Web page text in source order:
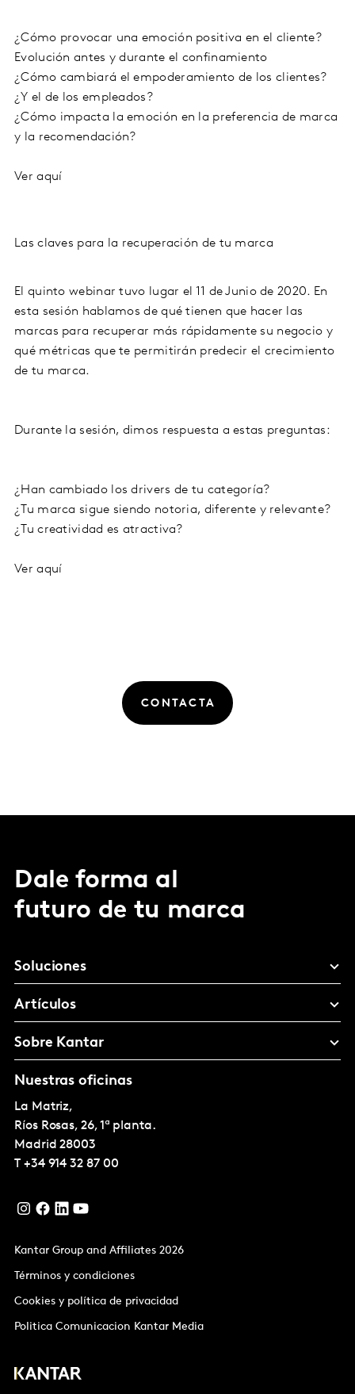
¿Cómo provocar una emoción positiva en el cliente?
Evolución antes y durante el confinamiento
¿Cómo cambiará el empoderamiento de los clientes?
¿Y el de los empleados?
¿Cómo impacta la emoción en la preferencia de marca
y la recomendación?
Ver aquí
Las claves para la recuperación de tu marca
El quinto webinar tuvo lugar el 11 de Junio de 2020. En
esta sesión hablamos de qué tienen que hacer las
marcas para recuperar más rápidamente su negocio y
qué métricas que te permitirán predecir el crecimiento
de tu marca.
Durante la sesión, dimos respuesta a estas preguntas:
¿Han cambiado los drivers de tu categoría?
¿Tu marca sigue siendo notoria, diferente y relevante?
¿Tu creatividad es atractiva?
Ver aquí
CONTACTA
Dale forma al
futuro de tu marca
Soluciones
Artículos
Sobre Kantar
Nuestras oficinas
La Matriz,
Ríos Rosas, 26, 1ª planta.
Madrid 28003
T +34 914 32 87 00
Kantar Group and Affiliates 2026
Términos y condiciones
Cookies y política de privacidad
Politica Comunicacion Kantar Media